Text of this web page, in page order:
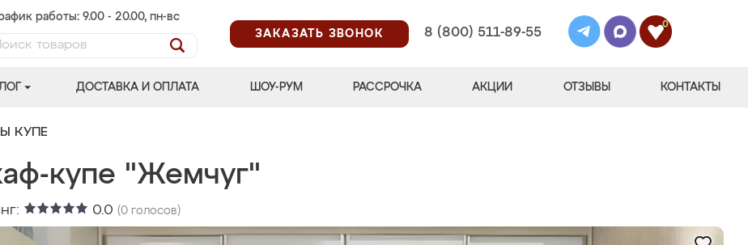
работы: 9.00 - 20.00, пн-вс
ЗАКАЗАТЬ ЗВОНОК
8 (800) 511-89-55
0
ДОСТАВКА И ОПЛАТА ШОУ-РУМ РАССРОЧКА АКЦИИ ОТЗЫВЫ КОНТАКТЫ
КУПЕ
купе "Жемчуг"
0.0 (0 голосов)